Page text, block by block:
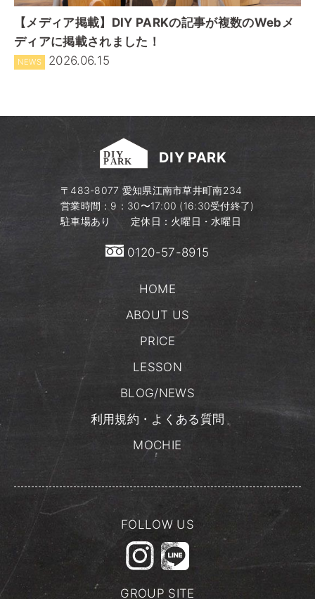
【メディア掲載】DIY PARKの記事が複数のWebメ
ディアに掲載されました！
NEWS 2026.06.15
DIY PARK
〒483-8077​ 愛知県江南市草井町南234
営業時間：9：30〜17:00 (16:30受付終了)
駐車場あり 定休日：火曜日・水曜日
0120-57-8915
HOME
ABOUT US
PRICE
LESSON
BLOG/NEWS
利用規約・よくある質問
MOCHIE
FOLLOW US
GROUP SITE